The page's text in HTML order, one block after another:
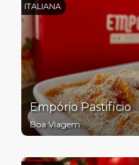
ITALIANA
Empório Pastifício
Boa Viagem